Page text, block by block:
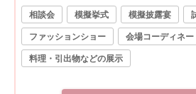
相談会
模擬挙式 模擬披露宴
ファッションショー
会場コーディネー
料理・引出物などの展示